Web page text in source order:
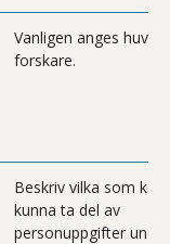
Vanligen anges
forskare.
Beskriv vilka som
kunna ta del av
personuppgifter under